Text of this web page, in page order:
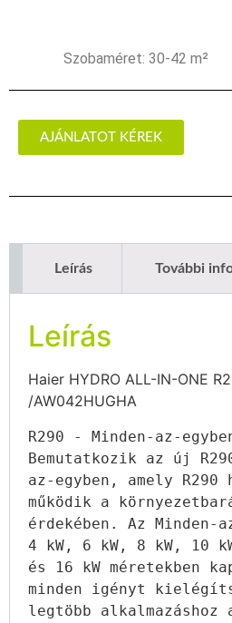
Szobaméret: 30-42 m²
AJÁNLATOT KÉREK
Leírás További
Leírás
Haier HYDRO ALL-IN-ONE
/AW042HUGHA
R290 - Minden-az-
Bemutatkozik az új
az-egyben, amely R290
működik a
érdekében. Az Minden-
4 kW, 6 kW, 8 kW, 10
és 16 kW méretekben
minden igényt
legtöbb alkalmazáshoz